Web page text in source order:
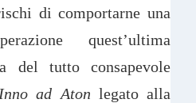
di comportarne una
quest’ultima
del tutto consapevole
Inno ad Aton legato alla